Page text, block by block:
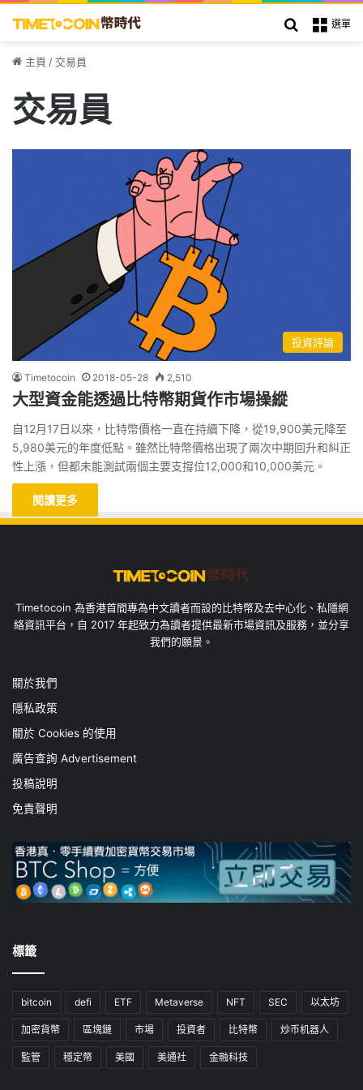
選單
搜索
主頁 / 交易員
交易員
投資評論
Timetocoin 2018-05-28 2,510
大型資金能透過比特幣期貨作市場操縱
自12月17日以來，比特幣價格一直在持續下降，從19,900美元降至
5,980美元的年度低點。雖然比特幣價格出現了兩次中期回升和糾正
性上漲，但都未能測試兩個主要支撐位12,000和10,000美元。
閱讀更多
Timetocoin 為香港首間專為中文讀者而設的比特幣及去中心化、私隱網
絡資訊平台，自 2017 年起致力為讀者提供最新市場資訊及服務，並分享
我們的願景。
關於我們
隱私政策
關於 Cookies 的使用
廣告查詢 Advertisement
投稿說明
免責聲明
標籤
bitcoin defi ETF Metaverse NFT SEC 以太坊
加密貨幣 區塊鏈 市場 投資者 比特幣 炒币机器人
監管 穩定幣 美國 美通社 金融科技